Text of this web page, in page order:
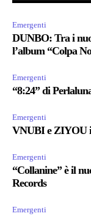
Emergenti
DUNBO: Tra i
l’album “Colpa
Emergenti
“8:24” di
Emergenti
VNUBI e ZIYOU
Emergenti
“Collanine” è il
Records
Emergenti